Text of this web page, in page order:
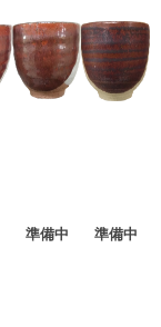
準備中 準備中